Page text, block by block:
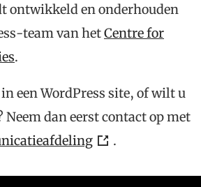
ontwikkeld en onderhouden
team van hetCentre for
.
een WordPress site, of wilt u
dan eerst contact op met
.